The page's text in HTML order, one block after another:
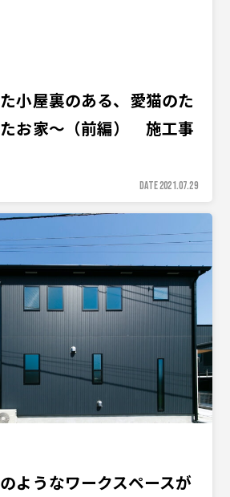
た小屋裏のある、愛猫のた
お家〜（前編） 施工事
DATE 2021.07.29
ようなワークスペースが